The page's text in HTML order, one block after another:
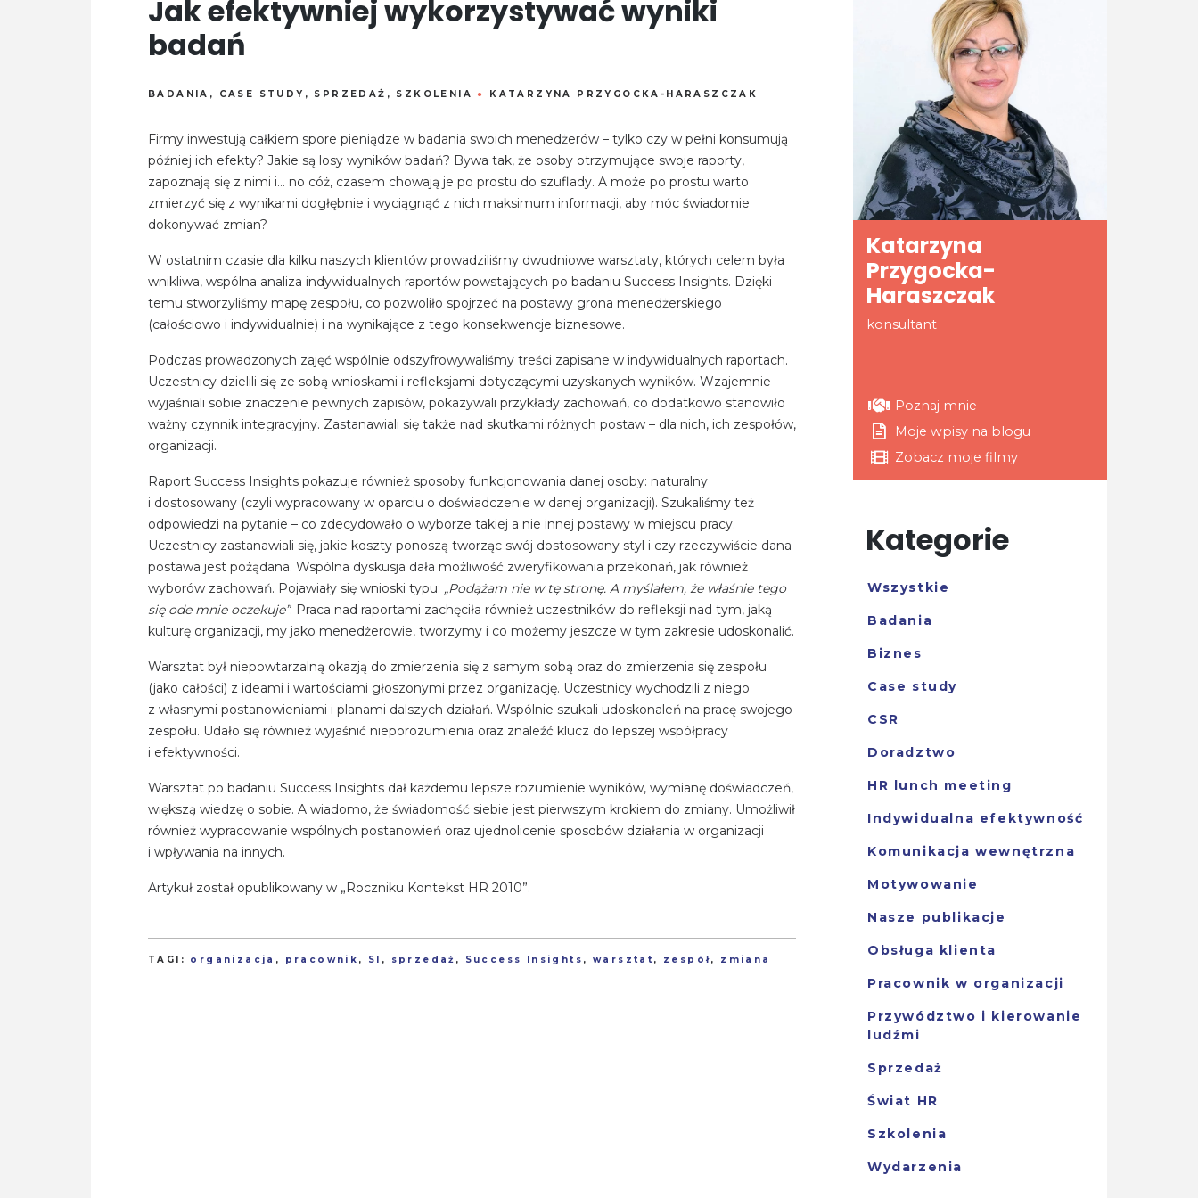
Jak efektywniej wykorzystywać wyniki
badań
BADANIA , CASE STUDY , SPRZEDAŻ , SZKOLENIA ● KATARZYNA PRZYGOCKA-HARASZCZAK
Firmy inwestują całkiem spore pieniądze w badania swoich menedżerów – tylko czy w pełni konsumują
później ich efekty? Jakie są losy wyników badań? Bywa tak, że osoby otrzymujące swoje raporty,
zapoznają się z nimi i… no cóż, czasem chowają je po prostu do szuflady. A może po prostu warto
zmierzyć się z wynikami dogłębnie i wyciągnąć z nich maksimum informacji, aby móc świadomie
dokonywać zmian?
W ostatnim czasie dla kilku naszych klientów prowadziliśmy dwudniowe warsztaty, których celem była
wnikliwa, wspólna analiza indywidualnych raportów powstających po badaniu Success Insights. Dzięki
temu stworzyliśmy mapę zespołu, co pozwoliło spojrzeć na postawy grona menedżerskiego
(całościowo i indywidualnie) i na wynikające z tego konsekwencje biznesowe.
Podczas prowadzonych zajęć wspólnie odszyfrowywaliśmy treści zapisane w indywidualnych raportach.
Uczestnicy dzielili się ze sobą wnioskami i refleksjami dotyczącymi uzyskanych wyników. Wzajemnie
wyjaśniali sobie znaczenie pewnych zapisów, pokazywali przykłady zachowań, co dodatkowo stanowiło
ważny czynnik integracyjny. Zastanawiali się także nad skutkami różnych postaw – dla nich, ich zespołów,
organizacji.
Raport Success Insights pokazuje również sposoby funkcjonowania danej osoby: naturalny
i dostosowany (czyli wypracowany w oparciu o doświadczenie w danej organizacji). Szukaliśmy też
odpowiedzi na pytanie – co zdecydowało o wyborze takiej a nie innej postawy w miejscu pracy.
Uczestnicy zastanawiali się, jakie koszty ponoszą tworząc swój dostosowany styl i czy rzeczywiście dana
postawa jest pożądana. Wspólna dyskusja dała możliwość zweryfikowania przekonań, jak również
wyborów zachowań. Pojawiały się wnioski typu: „Podążam nie w tę stronę. A myślałem, że właśnie tego
się ode mnie oczekuje”. Praca nad raportami zachęciła również uczestników do refleksji nad tym, jaką
kulturę organizacji, my jako menedżerowie, tworzymy i co możemy jeszcze w tym zakresie udoskonalić.
Warsztat był niepowtarzalną okazją do zmierzenia się z samym sobą oraz do zmierzenia się zespołu
(jako całości) z ideami i wartościami głoszonymi przez organizację. Uczestnicy wychodzili z niego
z własnymi postanowieniami i planami dalszych działań. Wspólnie szukali udoskonaleń na pracę swojego
zespołu. Udało się również wyjaśnić nieporozumienia oraz znaleźć klucz do lepszej współpracy
i efektywności.
Warsztat po badaniu Success Insights dał każdemu lepsze rozumienie wyników, wymianę doświadczeń,
większą wiedzę o sobie. A wiadomo, że świadomość siebie jest pierwszym krokiem do zmiany. Umożliwił
również wypracowanie wspólnych postanowień oraz ujednolicenie sposobów działania w organizacji
i wpływania na innych.
Artykuł został opublikowany w „Roczniku Kontekst HR 2010”.
TAGI: organizacja , pracownik , SI , sprzedaż , Success Insights , warsztat, zespół, zmiana
Katarzyna
Przygocka-
Haraszczak
konsultant
Poznaj mnie
Moje wpisy na blogu
Zobacz moje filmy
Kategorie
Wszystkie
Badania
Biznes
Case study
CSR
Doradztwo
HR lunch meeting
Indywidualna efektywność
Komunikacja wewnętrzna
Motywowanie
Nasze publikacje
Obsługa klienta
Pracownik w organizacji
Przywództwo i kierowanie
ludźmi
Sprzedaż
Świat HR
Szkolenia
Wydarzenia